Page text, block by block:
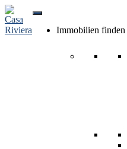
Skip
to
content
Immobilien finden